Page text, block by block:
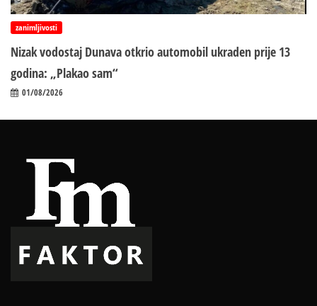
zanimljivosti
Nizak vodostaj Dunava otkrio automobil ukraden prije 13
godina: „Plakao sam“
01/08/2026